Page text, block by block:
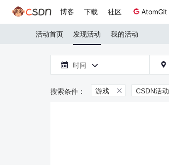
博客 下载 社区 AtomGit
活动首页 发现活动 我的活动
 时间  
游戏  CSDN活动